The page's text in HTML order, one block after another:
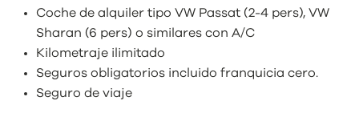
Coche de alquiler tipo VW Passat (2-4 pers), VW
Sharan (6 pers) o similares con A/C
Kilometraje ilimitado
Seguros obligatorios incluido franquicia cero.
Seguro de viaje